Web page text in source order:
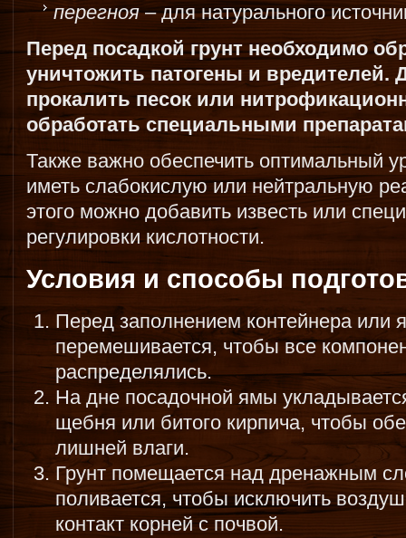
перегноя– для натурального
Перед посадкой грунт необходимо
уничтожить патогены и вредителей.
прокалить песок или
обработать специальными
Также важно обеспечить оптимальный
иметь слабокислую или нейтральную
этого можно добавить известь или
регулировки кислотности.
Условия и способы
Перед заполнением контейнера или
перемешивается, чтобы все
распределялись.
На дне посадочной ямы
щебня или битого кирпича, чтобы
лишней влаги.
Грунт помещается над дренажным
поливается, чтобы исключить
контакт корней с почвой.